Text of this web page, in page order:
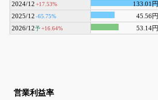
2024/12 +17.53%
133.01円
2025/12 -65.75%
45.56円
2026/12予+16.64% 53.14円
営業利益率